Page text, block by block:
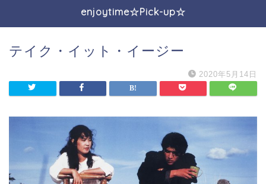
enjoytime☆Pick-up☆
テイク・イット・イージー
2020年5月14日